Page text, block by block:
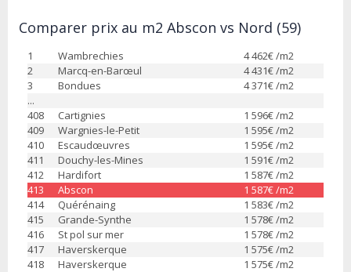
Comparer prix au m2 Abscon vs Nord (59)
1 Wambrechies 4 462€ /m2
2
Marcq-en-Barœul 4 431€ /m2
3
Bondues 4 371€ /m2
...
408
Cartignies 1 596€ /m2
409
Wargnies-le-Petit 1 595€ /m2
410
Escaudœuvres 1 595€ /m2
411
Douchy-les-Mines 1 591€ /m2
412
Hardifort 1 587€ /m2
413
Abscon 1 587€ /m2
414
Quérénaing 1 583€ /m2
415
Grande-Synthe 1 578€ /m2
416
St pol sur mer 1 578€ /m2
417
Haverskerque 1 575€ /m2
418
Haverskerque 1 575€ /m2